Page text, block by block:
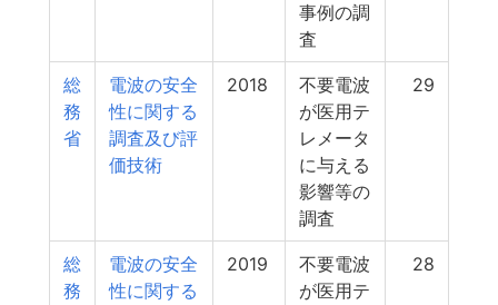
事例の調
査
総
務
省
電波の安全
性に関する
調査及び評
価技術
2018
不要電波
が医用テ
レメータ
に与える
影響等の
調査
29
総
務
電波の安全
性に関する
2019
不要電波
が医用テ
28